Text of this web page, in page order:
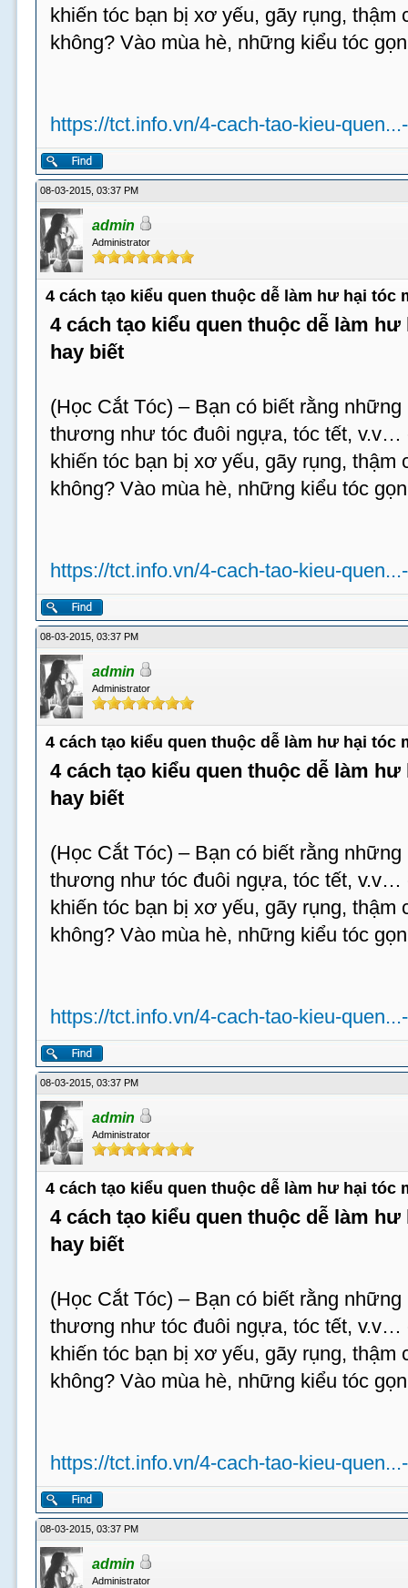
khiến tóc bạn bị xơ yếu, gãy rụng, thậm
không? Vào mùa hè, những kiểu tóc
https://tct.info.vn/4-cach-tao-kieu-
08-03-2015, 03:37 PM
admin
Administrator
4 cách tạo kiểu quen thuộc dễ làm hư hại tóc
4 cách tạo kiểu quen thuộc dễ làm
hay biết
(Học Cắt Tóc) – Bạn có biết rằng
thương như tóc đuôi ngựa, tóc tết, v.v…
khiến tóc bạn bị xơ yếu, gãy rụng, thậm
không? Vào mùa hè, những kiểu tóc
https://tct.info.vn/4-cach-tao-kieu-
08-03-2015, 03:37 PM
admin
Administrator
4 cách tạo kiểu quen thuộc dễ làm hư hại tóc
4 cách tạo kiểu quen thuộc dễ làm
hay biết
(Học Cắt Tóc) – Bạn có biết rằng
thương như tóc đuôi ngựa, tóc tết, v.v…
khiến tóc bạn bị xơ yếu, gãy rụng, thậm
không? Vào mùa hè, những kiểu tóc
https://tct.info.vn/4-cach-tao-kieu-
08-03-2015, 03:37 PM
admin
Administrator
4 cách tạo kiểu quen thuộc dễ làm hư hại tóc
4 cách tạo kiểu quen thuộc dễ làm
hay biết
(Học Cắt Tóc) – Bạn có biết rằng
thương như tóc đuôi ngựa, tóc tết, v.v…
khiến tóc bạn bị xơ yếu, gãy rụng, thậm
không? Vào mùa hè, những kiểu tóc
https://tct.info.vn/4-cach-tao-kieu-
08-03-2015, 03:37 PM
admin
Administrator